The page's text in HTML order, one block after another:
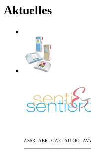
Aktuelles
ASSR - ABR - OAE - AUDIO -